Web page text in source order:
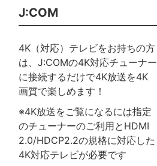
J:COM
4K（対応）テレビをお持ちの方
は、J:COMの4K対応チューナー
に接続するだけで4K放送を4K
画質で楽しめます！
※4K放送をご覧になるには指定
のチューナーのご利用とHDMI
2.0/HDCP2.2の規格に対応した
4K対応テレビが必要です